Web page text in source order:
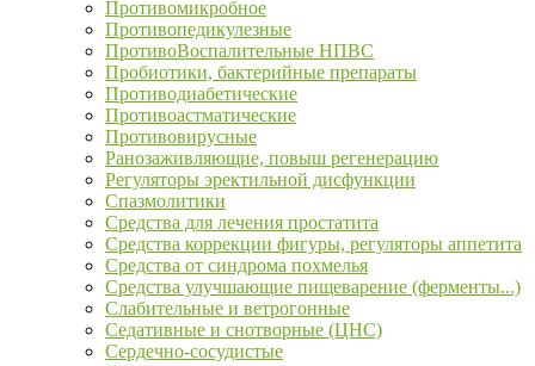
Противомикробное
Противопедикулезные
ПротивоВоспалительные НПВС
Пробиотики, бактерийные препараты
Противодиабетические
Противоастматические
Противовирусные
Ранозаживляющие, повыш регенерацию
Регуляторы эректильной дисфункции
Спазмолитики
Средства для лечения простатита
Средства коррекции фигуры, регуляторы аппетита
Средства от синдрома похмелья
Средства улучшающие пищеварение (ферменты...)
Слабительные и ветрогонные
Седативные и снотворные (ЦНС)
Сердечно-сосудистые